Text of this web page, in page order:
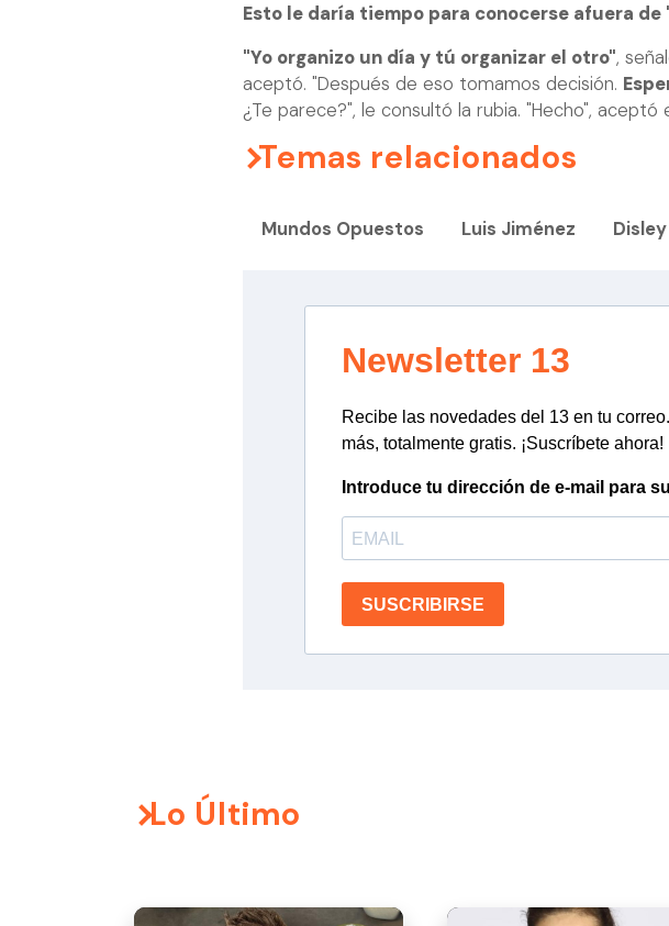
Esto le daría tiempo para conocerse afuera de
"Yo organizo un día y tú organizar el otro",
aceptó. "Después de eso tomamos decisión.
¿Te parece?", le consultó la rubia. "Hecho", aceptó
Temas relacionados
Mundos Opuestos Luis Jiménez
Newsletter 13
Recibe las novedades del 13 en tu
más, totalmente gratis. ¡Suscríbete ahora!
Introduce tu dirección de e-mail para
SUSCRIBIRSE
Lo Último